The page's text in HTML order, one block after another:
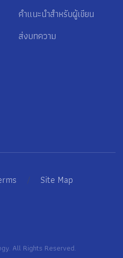
คำแนะนำสำหรับผู้เขียน
ส่งบทความ
/ Site Map
All Rights Reserved.